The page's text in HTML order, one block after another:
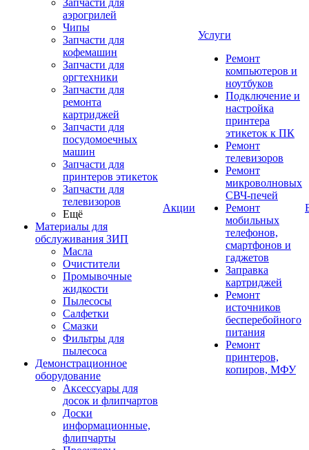
Запчасти для
аэрогрилей
Чипы
Запчасти для
кофемашин
Запчасти для
оргтехники
Запчасти для
ремонта
картриджей
Запчасти для
посудомоечных
машин
Запчасти для
принтеров этикеток
Запчасти для
телевизоров
Ещё
Материалы для
обслуживания ЗИП
Масла
Очистители
Промывочные
жидкости
Пылесосы
Салфетки
Смазки
Фильтры для
пылесоса
Демонстрационное
оборудование
Аксессуары для
досок и флипчартов
Доски
информационные,
флипчарты
Акции
Услуги
Ремонт
компьютеров и
ноутбуков
Подключение и
настройка
принтера
этикеток к ПК
Ремонт
телевизоров
Ремонт
микроволновых
СВЧ-печей
Ремонт
мобильных
телефонов,
смартфонов и
гаджетов
Заправка
картриджей
Ремонт
источников
бесперебойного
питания
Ремонт
принтеров,
копиров, МФУ